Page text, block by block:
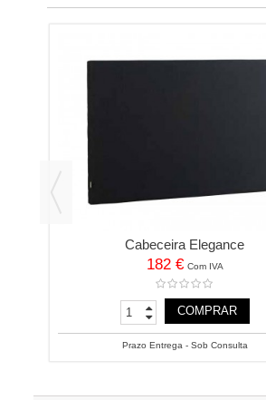
Cabeceira Elegance
182 € Com IVA
COMPRAR
Prazo Entrega - Sob Consulta